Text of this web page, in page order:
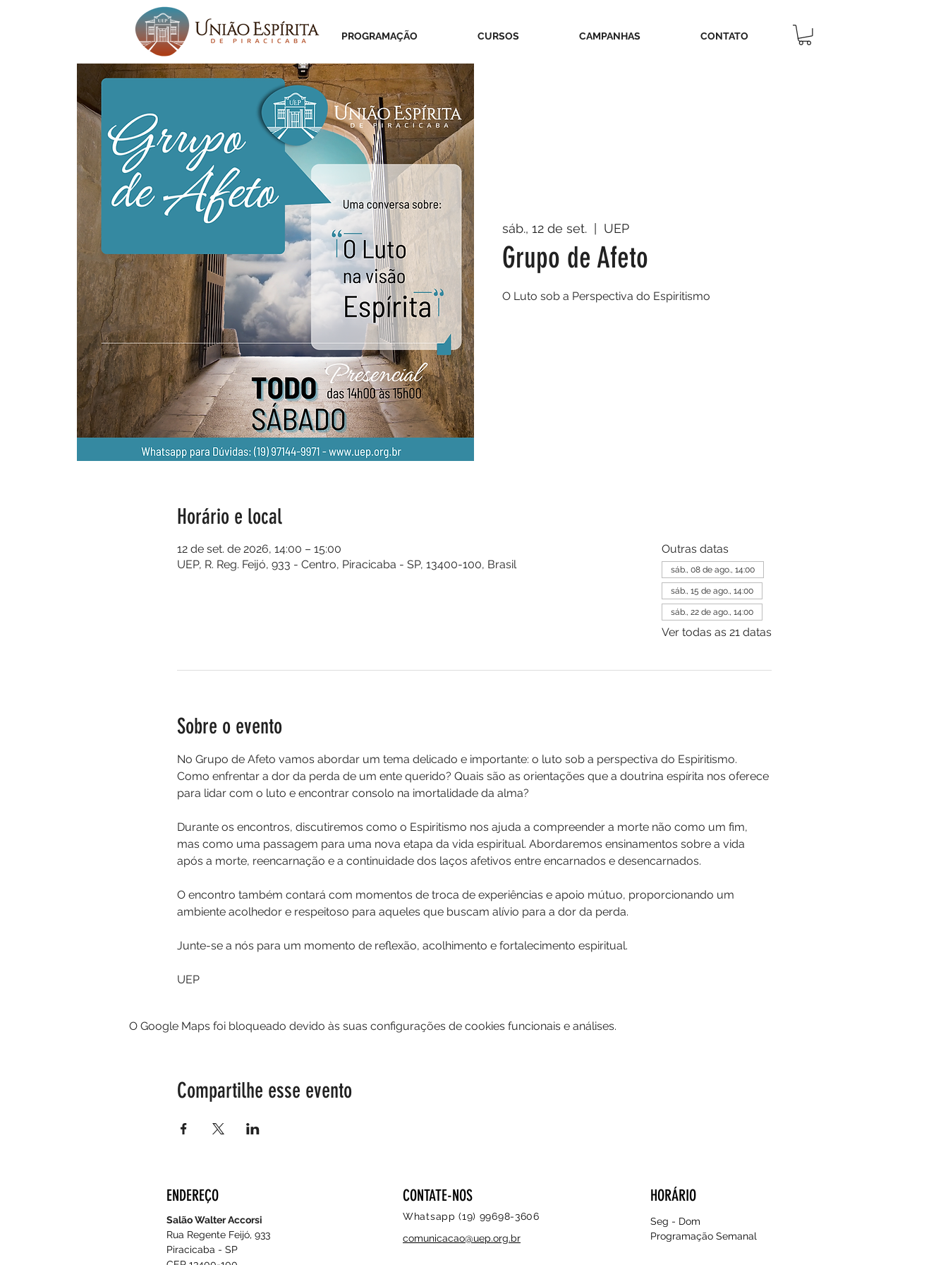
PROGRAMAÇÃO CURSOS CAMPANHAS CONTATO
sáb., 12 de set.
  |
UEP
Grupo de Afeto
O Luto sob a Perspectiva do Espiritismo
Horário e local
12 de set. de 2026, 14:00 – 15:00
UEP, R. Reg. Feijó, 933 - Centro, Piracicaba - SP, 13400-100, Brasil
Outras datas
sáb., 08 de ago., 14:00
sáb., 15 de ago., 14:00
sáb., 22 de ago., 14:00
Ver todas as 21 datas
Sobre o evento
No Grupo de Afeto vamos abordar um tema delicado e importante: o luto sob a perspectiva do Espiritismo.
Como enfrentar a dor da perda de um ente querido? Quais são as orientações que a doutrina espírita nos oferece
para lidar com o luto e encontrar consolo na imortalidade da alma?
Durante os encontros, discutiremos como o Espiritismo nos ajuda a compreender a morte não como um fim,
mas como uma passagem para uma nova etapa da vida espiritual. Abordaremos ensinamentos sobre a vida
após a morte, reencarnação e a continuidade dos laços afetivos entre encarnados e desencarnados.
O encontro também contará com momentos de troca de experiências e apoio mútuo, proporcionando um
ambiente acolhedor e respeitoso para aqueles que buscam alívio para a dor da perda.
Junte-se a nós para um momento de reflexão, acolhimento e fortalecimento espiritual.
UEP
O Google Maps foi bloqueado devido às suas configurações de cookies funcionais e análises.
Compartilhe esse evento
ENDEREÇO
Salão Walter Accorsi
Rua Regente Feijó, 933
Piracicaba - SP
CONTATE-NOS
Whatsapp (19) 99698-3606
comunicacao@uep.org.br
HORÁRIO
Seg - Dom
Programação Semanal